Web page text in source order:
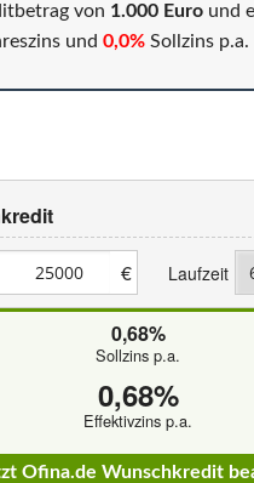
von 1.000 Euro und
und 0,0% Sollzins p.a.
€ Laufzeit
0,68%
Sollzins p.a.
0,68%
Effektivzins p.a.
Ofina.de Wunschkredit